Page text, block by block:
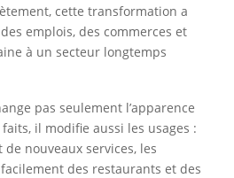
cette transformation a
emplois, des commerces et
à un secteur longtemps
pas seulement l’apparence
il modifie aussi les usages :
nouveaux services, les
des restaurants et des